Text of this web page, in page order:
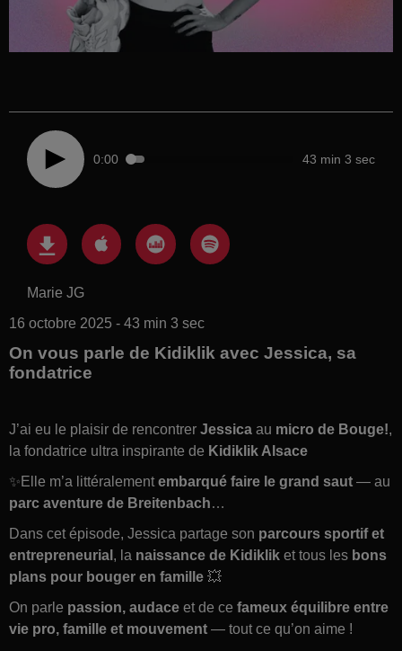
0:00 43 min 3 sec
Marie JG
16 octobre 2025 - 43 min 3 sec
On vous parle de Kidiklik avec Jessica, sa
fondatrice
J’ai eu le plaisir de rencontrer Jessica au micro de Bouge!,
la fondatrice ultra inspirante de Kidiklik Alsace
✨Elle m’a littéralement embarqué faire le grand saut — au
parc aventure de Breitenbach…
Dans cet épisode, Jessica partage son parcours sportif et
entrepreneurial , la naissance de Kidiklik et tous les bons
plans pour bouger en famille 💥
On parle passion, audace et de ce fameux équilibre entre
vie pro, famille et mouvement — tout ce qu’on aime !